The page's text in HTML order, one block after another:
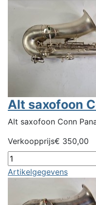
Alt saxofoon
Alt saxofoon Conn
Verkoopprijs€ 350,00
Artikelgegevens